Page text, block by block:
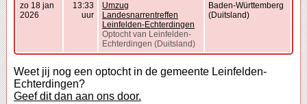
zo 18 jan
2026
13:33
uur
Umzug
Landesnarrentreffen
Leinfelden-Echterdingen
Optocht van Leinfelden-
Echterdingen (Duitsland)
Baden-Württemberg
(Duitsland)
Weet jij nog een optocht in de gemeente Leinfelden-
Echterdingen?
Geef dit dan aan ons door.